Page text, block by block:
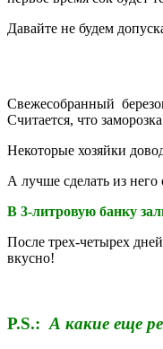
Давайте не будем
Свежесобранный
Считается, что
Некоторые хозяйки
А лучше сделать из
В 3-литровую банку
После трех-четырех
вкусно!
P.S.: А какие еще